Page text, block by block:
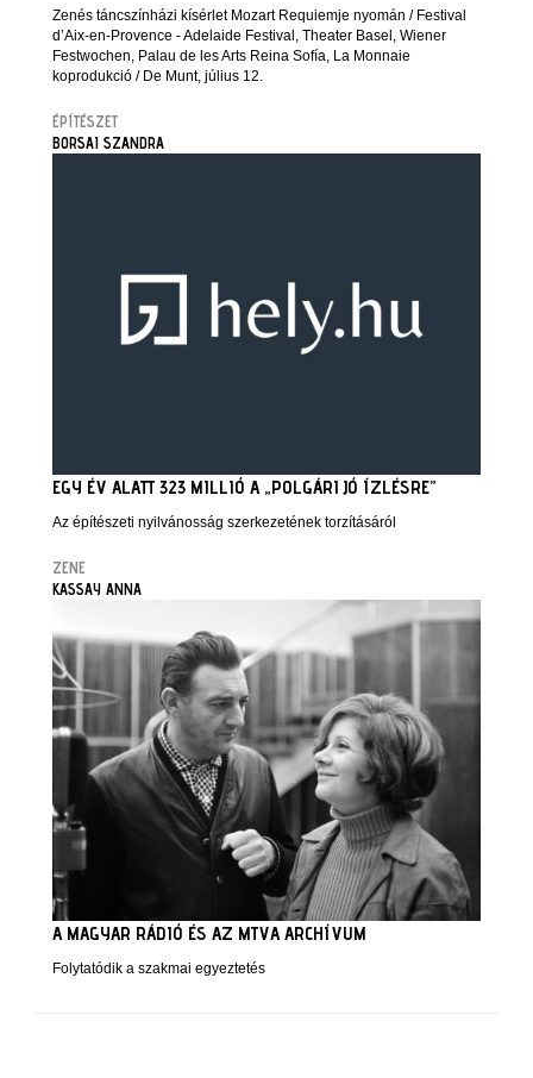
Zenés táncszínházi kísérlet Mozart Requiemje nyomán / Festival
d’Aix-en-Provence - Adelaide Festival, Theater Basel, Wiener
Festwochen, Palau de les Arts Reina Sofía, La Monnaie
koprodukció / De Munt, július 12.
ÉPÍTÉSZET
BORSAI SZANDRA
EGY ÉV ALATT 323 MILLIÓ A „POLGÁRI JÓ ÍZLÉSRE”
Az építészeti nyilvánosság szerkezetének torzításáról
ZENE
KASSAY ANNA
A MAGYAR RÁDIÓ ÉS AZ MTVA ARCHÍVUM
Folytatódik a szakmai egyeztetés